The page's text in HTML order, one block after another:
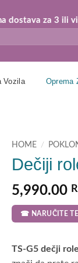
za 3 ili više
Vozila Oprema
HOME /
Dečiji
5,990.00
☎ NARUČITE
TS-G5 dečji